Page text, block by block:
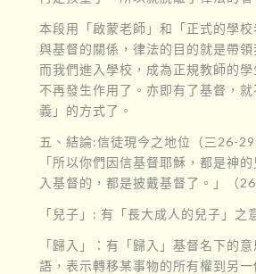
本段用「啟蒙老師」和「正式的學
與基督的關係，律法的目的就是帶領
而我們進入學校，成為正規教師的
不再發生作用了。亦即有了基督，
義」的方式了。
五、結論:信徒現今之地位（三26-29
「所以你們因信基督耶穌，都是神
入基督的，都是披戴基督了。」（
「兒子」: 有「長大成人的兒子」之
「歸入」：有「歸入」基督名下的
語，表示轉移某事物的所有權到另一